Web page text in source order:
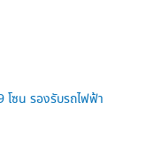
โซน รองรับรถไฟฟ้า